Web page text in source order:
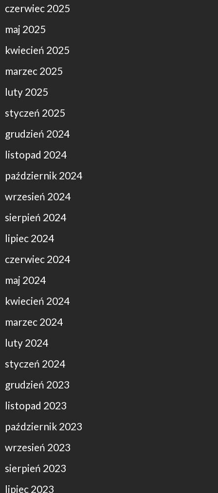
czerwiec 2025
maj 2025
kwiecień 2025
marzec 2025
luty 2025
styczeń 2025
grudzień 2024
listopad 2024
październik 2024
wrzesień 2024
sierpień 2024
lipiec 2024
czerwiec 2024
maj 2024
kwiecień 2024
marzec 2024
luty 2024
styczeń 2024
grudzień 2023
listopad 2023
październik 2023
wrzesień 2023
sierpień 2023
lipiec 2023